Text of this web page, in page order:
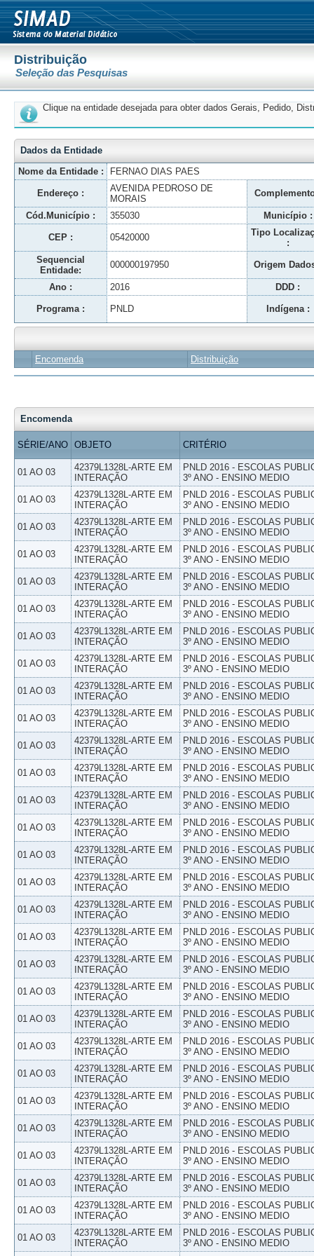
Distribuição
Seleção das Pesquisas
Clique na entidade desejada para obter dados Gerais, Pedido,
Dados da Entidade
Nome da Entidade :
FERNAO DIAS PAES
Endereço :
AVENIDA PEDROSO DE
MORAIS
Cód.Município : 355030 Município :
CEP : 05420000
Tipo
:
Sequencial
Entidade:
000000197950 Origem
Ano : 2016 DDD :
Programa : PNLD Indígena :
Encomenda Distribuição
Encomenda
SÉRIE/ANO OBJETO CRITÉRIO
01 AO 03
42379L1328L-ARTE EM
INTERAÇÃO
PNLD 2016 - ESCOLAS
3º ANO - ENSINO MEDIO
01 AO 03
42379L1328L-ARTE EM
INTERAÇÃO
PNLD 2016 - ESCOLAS
3º ANO - ENSINO MEDIO
01 AO 03
42379L1328L-ARTE EM
INTERAÇÃO
PNLD 2016 - ESCOLAS
3º ANO - ENSINO MEDIO
01 AO 03
42379L1328L-ARTE EM
INTERAÇÃO
PNLD 2016 - ESCOLAS
3º ANO - ENSINO MEDIO
01 AO 03
42379L1328L-ARTE EM
INTERAÇÃO
PNLD 2016 - ESCOLAS
3º ANO - ENSINO MEDIO
01 AO 03
42379L1328L-ARTE EM
INTERAÇÃO
PNLD 2016 - ESCOLAS
3º ANO - ENSINO MEDIO
01 AO 03
42379L1328L-ARTE EM
INTERAÇÃO
PNLD 2016 - ESCOLAS
3º ANO - ENSINO MEDIO
01 AO 03
42379L1328L-ARTE EM
INTERAÇÃO
PNLD 2016 - ESCOLAS
3º ANO - ENSINO MEDIO
01 AO 03
42379L1328L-ARTE EM
INTERAÇÃO
PNLD 2016 - ESCOLAS
3º ANO - ENSINO MEDIO
01 AO 03
42379L1328L-ARTE EM
INTERAÇÃO
PNLD 2016 - ESCOLAS
3º ANO - ENSINO MEDIO
01 AO 03
42379L1328L-ARTE EM
INTERAÇÃO
PNLD 2016 - ESCOLAS
3º ANO - ENSINO MEDIO
01 AO 03
42379L1328L-ARTE EM
INTERAÇÃO
PNLD 2016 - ESCOLAS
3º ANO - ENSINO MEDIO
01 AO 03
42379L1328L-ARTE EM
INTERAÇÃO
PNLD 2016 - ESCOLAS
3º ANO - ENSINO MEDIO
01 AO 03
42379L1328L-ARTE EM
INTERAÇÃO
PNLD 2016 - ESCOLAS
3º ANO - ENSINO MEDIO
01 AO 03
42379L1328L-ARTE EM
INTERAÇÃO
PNLD 2016 - ESCOLAS
3º ANO - ENSINO MEDIO
01 AO 03
42379L1328L-ARTE EM
INTERAÇÃO
PNLD 2016 - ESCOLAS
3º ANO - ENSINO MEDIO
01 AO 03
42379L1328L-ARTE EM
INTERAÇÃO
PNLD 2016 - ESCOLAS
3º ANO - ENSINO MEDIO
01 AO 03
42379L1328L-ARTE EM
INTERAÇÃO
PNLD 2016 - ESCOLAS
3º ANO - ENSINO MEDIO
01 AO 03
42379L1328L-ARTE EM
INTERAÇÃO
PNLD 2016 - ESCOLAS
3º ANO - ENSINO MEDIO
01 AO 03
42379L1328L-ARTE EM
INTERAÇÃO
PNLD 2016 - ESCOLAS
3º ANO - ENSINO MEDIO
01 AO 03
42379L1328L-ARTE EM
INTERAÇÃO
PNLD 2016 - ESCOLAS
3º ANO - ENSINO MEDIO
01 AO 03
42379L1328L-ARTE EM
INTERAÇÃO
PNLD 2016 - ESCOLAS
3º ANO - ENSINO MEDIO
01 AO 03
42379L1328L-ARTE EM
INTERAÇÃO
PNLD 2016 - ESCOLAS
3º ANO - ENSINO MEDIO
01 AO 03
42379L1328L-ARTE EM
INTERAÇÃO
PNLD 2016 - ESCOLAS
3º ANO - ENSINO MEDIO
01 AO 03
42379L1328L-ARTE EM
INTERAÇÃO
PNLD 2016 - ESCOLAS
3º ANO - ENSINO MEDIO
01 AO 03
42379L1328L-ARTE EM
INTERAÇÃO
PNLD 2016 - ESCOLAS
3º ANO - ENSINO MEDIO
01 AO 03
42379L1328L-ARTE EM
INTERAÇÃO
PNLD 2016 - ESCOLAS
3º ANO - ENSINO MEDIO
01 AO 03
42379L1328L-ARTE EM
INTERAÇÃO
PNLD 2016 - ESCOLAS
3º ANO - ENSINO MEDIO
01 AO 03
42379L1328L-ARTE EM
INTERAÇÃO
PNLD 2016 - ESCOLAS
3º ANO - ENSINO MEDIO